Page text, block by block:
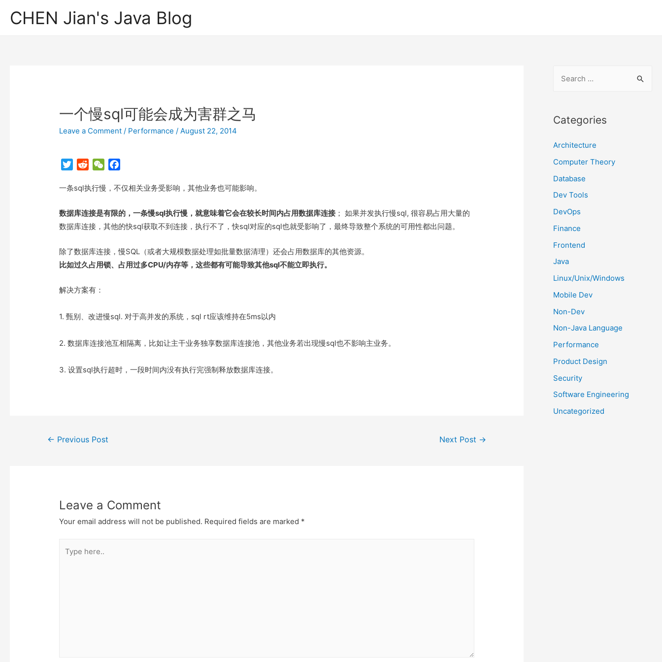
CHEN Jian's Java Blog
一个慢sql可能会成为害群之马
Leave a Comment / Performance /August 22, 2014
T
i
t
e
d
i
t
W
C
a
t
c
b
o
k
一条sql执行慢，不仅相关业务受影响，其他业务也可能影响。
数据库连接是有限的，一条慢sql执行慢，就意味着它会在较长时间内占用数据库连接 ； 如果并发执行慢sql, 很容易占用大量的
数据库连接，其他的快sql获取不到连接，执行不了，快sql对应的sql也就受影响了，最终导致整个系统的可用性都出问题。
除了数据库连接，慢SQL（或者大规模数据处理如批量数据清理）还会占用数据库的其他资源。
比如过久占用锁、占用过多CPU/内存等，这些都有可能导致其他sql不能立即执行。
解决方案有：
1. 甄别、改进慢sql. 对于高并发的系统，sql rt应该维持在5ms以内
2. 数据库连接池互相隔离，比如让主干业务独享数据库连接池，其他业务若出现慢sql也不影响主业务。
3. 设置sql执行超时，一段时间内没有执行完强制释放数据库连接。
Post
← Previous Post Next Post →
Leave a Comment
Your email address will not be published. Required fields are marked *
here..
r
h
f
o
r
Categories
Architecture
Computer Theory
Database
Dev Tools
DevOps
Finance
Frontend
Java
Linux/Unix/Windows
Mobile Dev
Non-Dev
Non-Java Language
Performance
Product Design
Security
Software Engineering
Uncategorized